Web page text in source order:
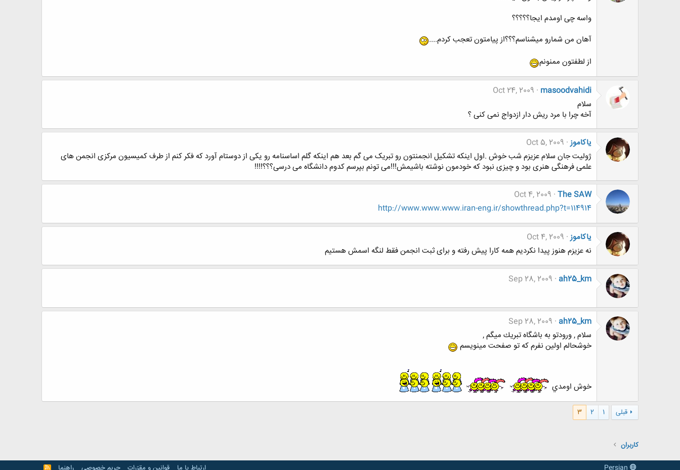
واسه چی اومدم ایجا؟؟؟؟؟
آهان من شمارو میشناسم؟؟؟از پیامتون تعجب کردم....
از لطفتون ممنونم
masoodvahidi
Oct 24, 2009
سلام
آخه چرا با مرد ریش دار ازدواج نمی کنی ؟
یاکاموز Oct 5, 2009
ژولیت جان سلام عزیزم شب خوش .اول اینکه تشکیل انجمنتون رو تبریک می گم بعد هم اینکه گلم اساسنامه رو یکی از دوستام آورد که فکر کنم از طرف کمیسیون مرکزی انجمن های
علمی فرهنگی هنری بود و چیزی نبود که خودمون نوشته باشیمش!!!می تونم بپرسم کدوم دانشگاه می درسی؟؟؟!!!!
The SAW
Oct 4, 2009
http://www.www.www.iran-eng.ir/showthread.php?t=114914
یاکاموز Oct 4, 2009
نه عزیزم هنوز پیدا نکردیم همه کارا پیش رفته و برای ثبت انجمن فقط لنگه اسمش هستیم
ah25_km
Sep 28, 2009
ah25_km
Sep 28, 2009
سلام , ورودتو به باشگاه تبريك ميگم ,
خوشحالم اولين نفرم كه تو صفحت مينويسم
خوش اومدي
قبلی 1
2
3
کاربران
R